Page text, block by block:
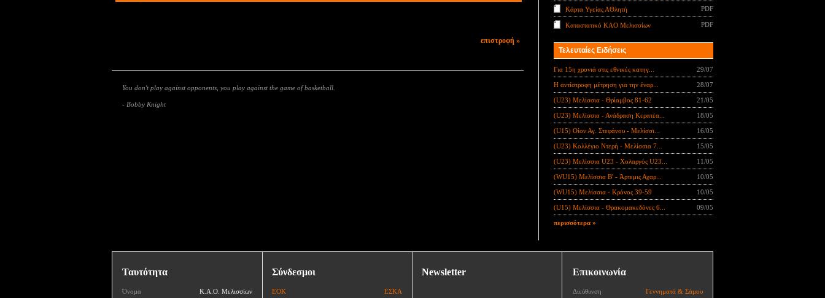
επιστροφή »
You don't play against opponents, you play against the game of basketball.
- Bobby Knight
Κάρτα Υγείας ΑΘλητή PDF
Καταστατικό ΚΑΟ Μελισσίων PDF
Τελευταίες Ειδήσεις
Για 15η χρονιά στις εθνικές κατηγ... 29/07
Η αντίστροφη μέτρηση για την έναρ... 28/07
(U23) Μελίσσια - Θρίαμβος 81-62 21/05
(U23) Μελίσσια - Ανάδραση Κερατέα... 18/05
(U15) Οίον Αγ. Στεφάνου - Μελίσσι... 16/05
(U23) Κολλέγιο Ντερή - Μελίσσια 7... 15/05
(U23) Μελίσσια U23 - Χολαργός U23... 11/05
(WU15) Μελίσσια B' - Άρτεμις Αχαρ... 10/05
(WU15) Μελίσσια - Κρόνος 39-59 10/05
(U15) Μελίσσια - Θρακομακεδόνες 6... 09/05
περισσότερα »
Ταυτότητα
Όνομα Κ.Α.Ο. Μελισσίων
Σύνδεσμοι
ΕΟΚ ΕΣΚΑ
Newsletter Επικοινωνία
Διεύθυνση Γεννηματά & Σάμου